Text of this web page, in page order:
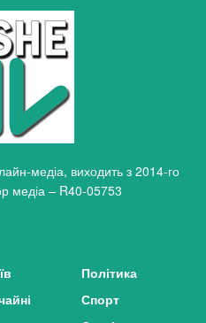
медіа, виходить з 2014-го
медіа – R40-05753
Політика
Спорт